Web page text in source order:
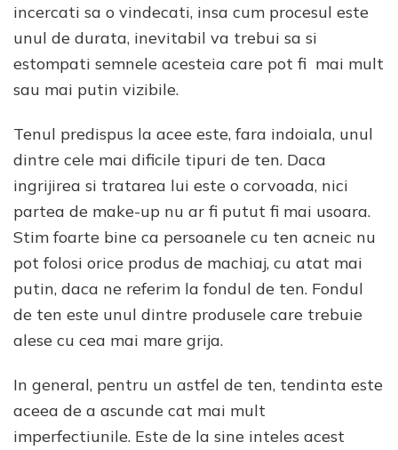
incercati sa o vindecati, insa cum procesul este
unul de durata, inevitabil va trebui sa si
estompati semnele acesteia care pot fi mai mult
sau mai putin vizibile.
Tenul predispus la acee este, fara indoiala, unul
dintre cele mai dificile tipuri de ten. Daca
ingrijirea si tratarea lui este o corvoada, nici
partea de make-up nu ar fi putut fi mai usoara.
Stim foarte bine ca persoanele cu ten acneic nu
pot folosi orice produs de machiaj, cu atat mai
putin, daca ne referim la fondul de ten. Fondul
de ten este unul dintre produsele care trebuie
alese cu cea mai mare grija.
In general, pentru un astfel de ten, tendinta este
aceea de a ascunde cat mai mult
imperfectiunile. Este de la sine inteles acest